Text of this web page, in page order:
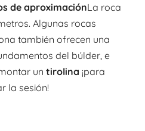
de aproximaciónLa roca
Algunas rocas
también ofrecen una
del búlder, e
un tirolina ¡para
la sesión!